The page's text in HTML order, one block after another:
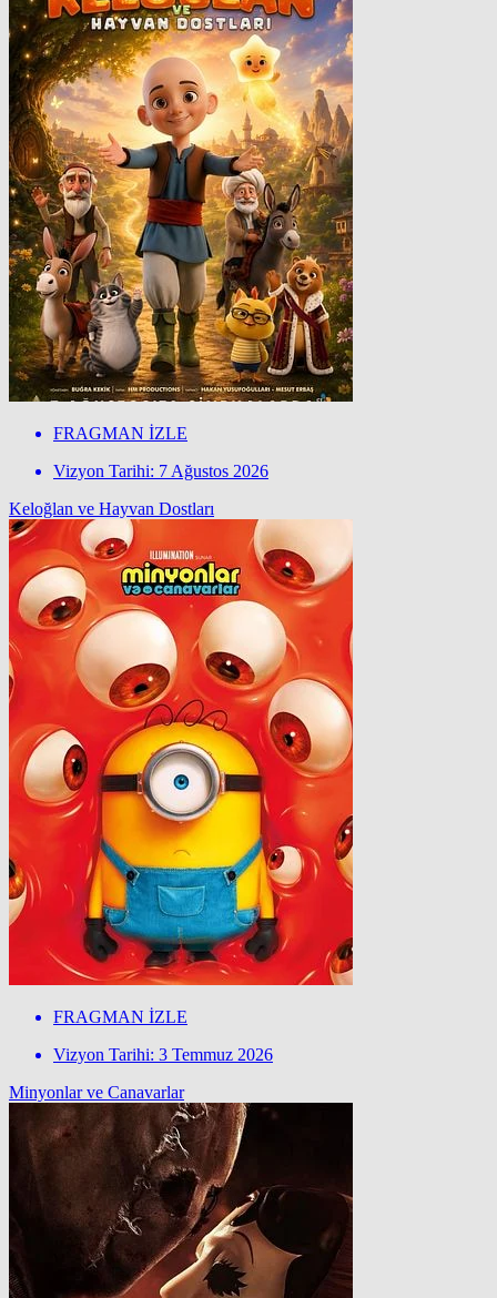
FRAGMAN İZLE
Vizyon Tarihi: 7 Ağustos 2026
Keloğlan ve Hayvan Dostları
FRAGMAN İZLE
Vizyon Tarihi: 3 Temmuz 2026
Minyonlar ve Canavarlar